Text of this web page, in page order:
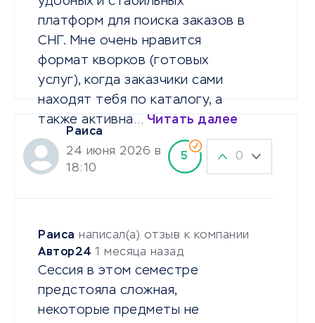
платформ для поиска заказов в
СНГ. Мне очень нравится
формат кворков (готовых
услуг), когда заказчики сами
находят тебя по каталогу, а
также активна… Читать далее
Раиса
24 июня 2026 в
18:10
5 0
Раиса написал(а) отзыв к компании
Автор24 1 месяца назад
Сессия в этом семестре
предстояла сложная,
некоторые предметы не